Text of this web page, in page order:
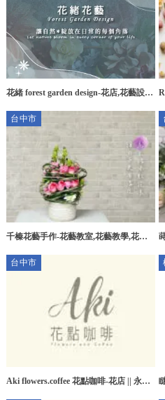
花緒 forest garden design-花店,花藝設
計
台中市
千榛花藝手作-花藝教室,花藝教學,花禮
台中市
Aki flowers.coffee 花點咖啡-花店 || 永生